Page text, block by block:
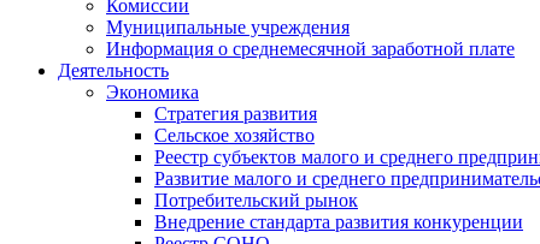
Комиссии
Муниципальные учреждения
Информация о среднемесячной заработной плате
Деятельность
Экономика
Стратегия развития
Сельское хозяйство
Реестр субъектов малого и среднего
Развитие малого и среднего
Потребительский рынок
Внедрение стандарта развития конкуренции